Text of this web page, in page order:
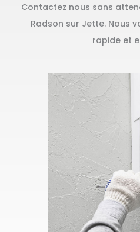
Contactez nous sans
Radson sur Jette. Nous
rapide et